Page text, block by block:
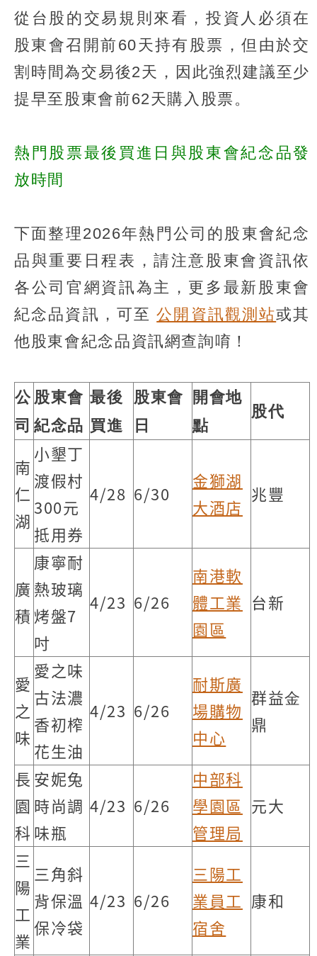
從台股的交易規則來看，投資人必須在
股東會召開前60天持有股票，但由於交
割時間為交易後2天，因此強烈建議至少
提早至股東會前62天購入股票。
熱門股票最後買進日與股東會紀念品發
放時間
下面整理2026年熱門公司的股東會紀念
品與重要日程表，請注意股東會資訊依
各公司官網資訊為主，更多最新股東會
紀念品資訊，可至公開資訊觀測站或其
他股東會紀念品資訊網查詢唷！
公
司
股東會
紀念品
最後
買進
股東會
日
開會地
點
股代
南
仁
湖
小墾丁
渡假村
300元
抵用券
4/28 6/30
金獅湖
大酒店
兆豐
廣
積
康寧耐
熱玻璃
烤盤7
吋
4/23 6/26
南港軟
體工業
園區
台新
愛
之
味
愛之味
古法濃
香初榨
花生油
4/23 6/26
耐斯廣
場購物
中心
群益⾦
鼎
長
園
科
安妮兔
時尚調
味瓶
4/23 6/26
中部科
學園區
管理局
元大
三
陽
工
業
三角斜
背保溫
保冷袋
4/23 6/26
三陽工
業員工
宿舍
康和